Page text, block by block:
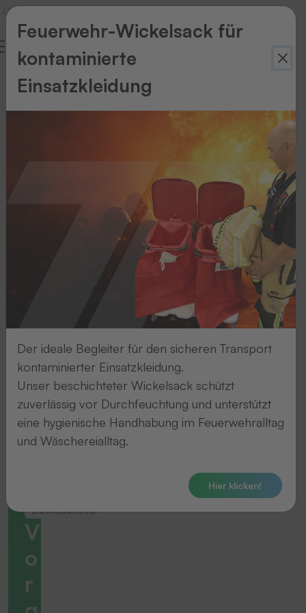
Zurück
Betriebsmittel
V
o
r
Feuerwehr-Wickelsack für
kontaminierte
Einsatzkleidung
Der ideale Begleiter für den sicheren Transport
kontaminierter Einsatzkleidung.
Unser beschichteter Wickelsack schützt
zuverlässig vor Durchfeuchtung und unterstützt
eine hygienische Handhabung im Feuerwehralltag
und Wäschereialltag.
Hier klicken!